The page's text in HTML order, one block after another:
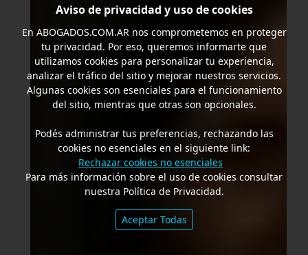
Aviso de privacidad y uso de cookies
En ABOGADOS.COM.ARnos comprometemos en proteger
tu privacidad. Por eso, queremos informarte que
utilizamos cookies para personalizar tu experiencia,
analizar el tráfico del sitio y mejorar nuestros servicios.
Algunas cookies son esenciales para el funcionamiento
del sitio, mientras que otras son opcionales.
Podés administrar tus preferencias, rechazando las
cookies no esenciales en el siguiente link:
Rechazar cookies no esenciales
Para más información sobre el uso de cookies consultar
nuestra Política de Privacidad.
Aceptar Todas